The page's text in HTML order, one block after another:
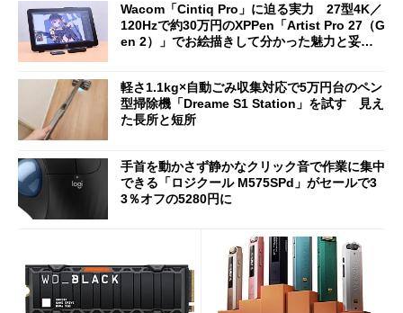
ut」が明...
Wacom「Cintiq Pro」に迫る実力 27型4K／
120Hzで約30万円のXPPen「Artist Pro 27（G
en 2）」でお絵描きして分かった魅力と妥協
軽さ1.1kg×自動ごみ収集対応で5万円台のペン
型掃除機「Dreame S1 Station」を試す 見え
た長所と短所
手首を動かさず静かなクリック音で作業に集中
できる「ロジクール M575SPd」がセールで3
3％オフの5280円に